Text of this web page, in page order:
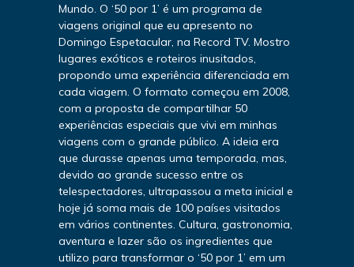
Mundo. O ‘50 por 1’ é um programa de
viagens original que eu apresento no
Domingo Espetacular, na Record TV. Mostro
lugares exóticos e roteiros inusitados,
propondo uma experiência diferenciada em
cada viagem. O formato começou em 2008,
com a proposta de compartilhar 50
experiências especiais que vivi em minhas
viagens com o grande público. A ideia era
que durasse apenas uma temporada, mas,
devido ao grande sucesso entre os
telespectadores, ultrapassou a meta inicial e
hoje já soma mais de 100 países visitados
em vários continentes. Cultura, gastronomia,
aventura e lazer são os ingredientes que
utilizo para transformar o ‘50 por 1’ em um